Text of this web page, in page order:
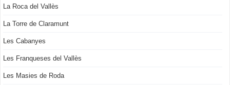
La Roca del Vallès
La Torre de Claramunt
Les Cabanyes
Les Franqueses del Vallès
Les Masies de Roda